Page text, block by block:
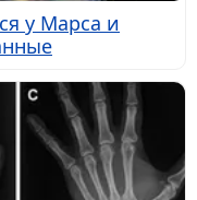
у Марса и